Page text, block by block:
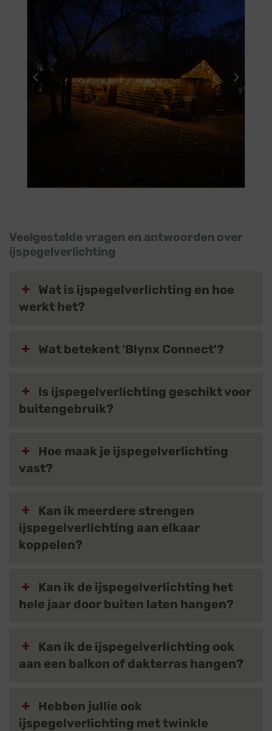
Veelgestelde vragen en antwoorden over
ijspegelverlichting
Wat is ijspegelverlichting en hoe
werkt het?
Wat betekent 'Blynx Connect'?
Is ijspegelverlichting geschikt voor
buitengebruik?
Hoe maak je ijspegelverlichting
vast?
Kan ik meerdere strengen
ijspegelverlichting aan elkaar
koppelen?
Kan ik de ijspegelverlichting het
hele jaar door buiten laten hangen?
Kan ik de ijspegelverlichting ook
aan een balkon of dakterras hangen?
Hebben jullie ook
ijspegelverlichting met twinkle